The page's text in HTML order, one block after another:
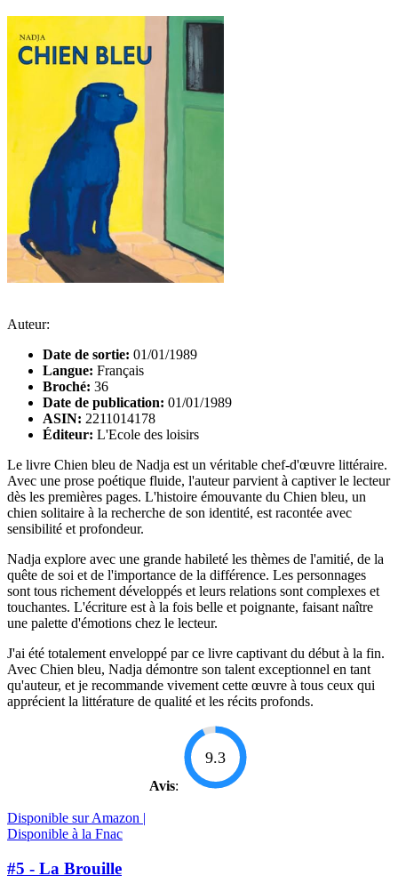
Auteur:
Date de sortie: 01/01/1989
Langue: Français
Broché: 36
Date de publication: 01/01/1989
ASIN: 2211014178
Éditeur: L'Ecole des loisirs
Le livre Chien bleu de Nadja est un véritable chef-d'œuvre littéraire.
Avec une prose poétique fluide, l'auteur parvient à captiver le lecteur
dès les premières pages. L'histoire émouvante du Chien bleu, un
chien solitaire à la recherche de son identité, est racontée avec
sensibilité et profondeur.
Nadja explore avec une grande habileté les thèmes de l'amitié, de la
quête de soi et de l'importance de la différence. Les personnages
sont tous richement développés et leurs relations sont complexes et
touchantes. L'écriture est à la fois belle et poignante, faisant naître
une palette d'émotions chez le lecteur.
J'ai été totalement enveloppé par ce livre captivant du début à la fin.
Avec Chien bleu, Nadja démontre son talent exceptionnel en tant
qu'auteur, et je recommande vivement cette œuvre à tous ceux qui
apprécient la littérature de qualité et les récits profonds.
Avis:
9.3
Disponible sur Amazon |
Disponible à la Fnac
#5 - La Brouille